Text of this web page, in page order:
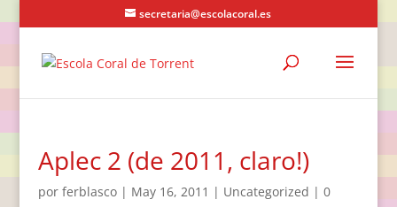
secretaria@escolacoral.es
Aplec 2 (de 2011, claro!)
por ferblasco| May 16, 2011 | Uncategorized | 0